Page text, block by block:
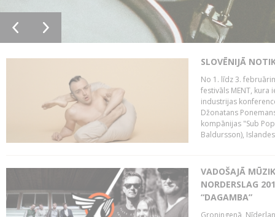
SLOVĒNIJĀ
No 1. līdz 3.
festivāls MENT, kura
industrijas
Džonatans
kompānijas "Sub
Baldursson),
VADOŠAJĀ
NORDERSLAG
“DAGAMBA”